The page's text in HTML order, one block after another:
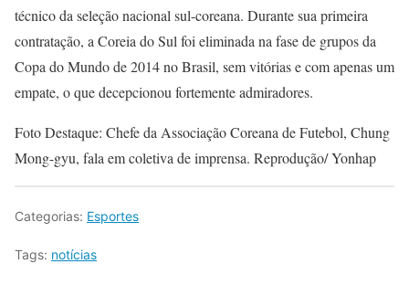
técnico da seleção nacional sul-coreana. Durante sua primeira
contratação, a Coreia do Sul foi eliminada na fase de grupos da
Copa do Mundo de 2014 no Brasil, sem vitórias e com apenas um
empate, o que decepcionou fortemente admiradores.
Foto Destaque: Chefe da Associação Coreana de Futebol, Chung
Mong-gyu, fala em coletiva de imprensa. Reprodução/ Yonhap
Categorias: Esportes
Tags: notícias